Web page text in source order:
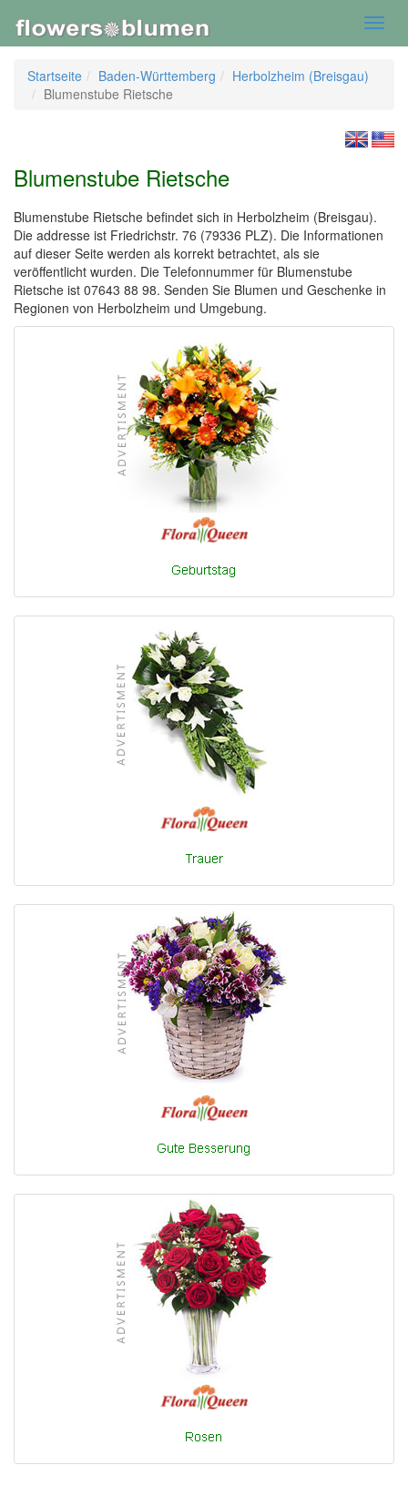
Startseite
Baden-Württemberg
Herbolzheim (Breisgau)
Blumenstube Rietsche
Blumenstube Rietsche
Blumenstube Rietsche befindet sich in Herbolzheim (Breisgau).
Die addresse ist Friedrichstr. 76 (79336 PLZ). Die Informationen
auf dieser Seite werden als korrekt betrachtet, als sie
veröffentlicht wurden. Die Telefonnummer für Blumenstube
Rietsche ist 07643 88 98. Senden Sie Blumen und Geschenke in
Regionen von Herbolzheim und Umgebung.